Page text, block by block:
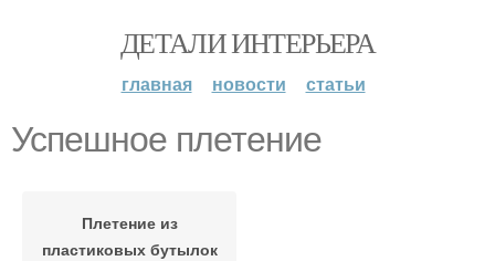
ДЕТАЛИ ИНТЕРЬЕРА
главная новости статьи
Успешное плетение
Плетение из
пластиковых бутылок